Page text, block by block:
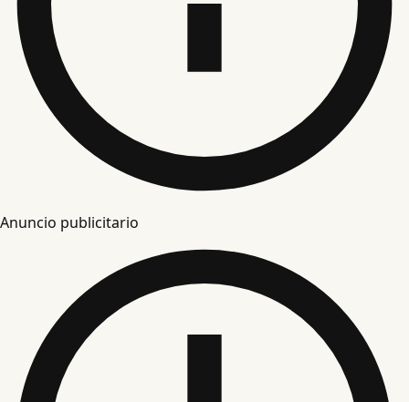
Anuncio publicitario